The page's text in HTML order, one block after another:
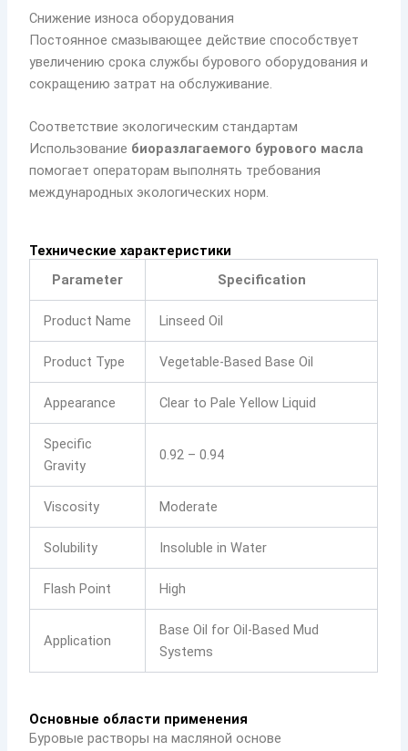
Снижение износа оборудования
Постоянное смазывающее действие способствует
увеличению срока службы бурового оборудования и
сокращению затрат на обслуживание.
Соответствие экологическим стандартам
Использование биоразлагаемого бурового масла
помогает операторам выполнять требования
международных экологических норм.
Технические характеристики
Parameter
Specification
Product Name Linseed Oil
Product Type Vegetable-Based Base Oil
Appearance Clear to Pale Yellow Liquid
Specific
Gravity
0.92 – 0.94
Viscosity Moderate
Solubility Insoluble in Water
Flash Point High
Application
Base Oil for Oil-Based Mud
Systems
Основные области применения
Буровые растворы на масляной основе